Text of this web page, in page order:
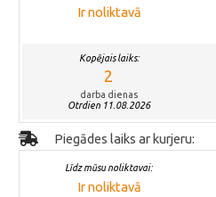
Ir noliktavā
Kopējais laiks:
2
darba dienas
Otrdien 11.08.2026
Piegādes laiks ar kurjeru:
Līdz mūsu noliktavai:
Ir noliktavā